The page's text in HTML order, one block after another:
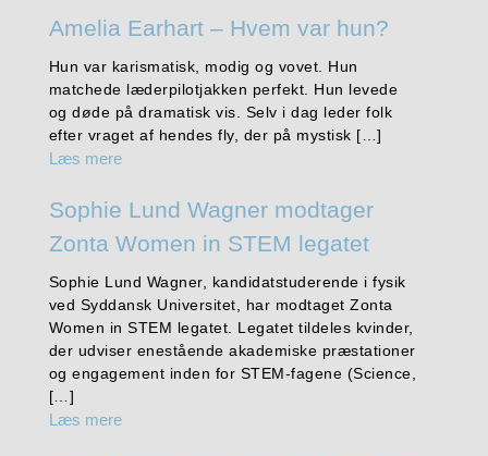
Amelia Earhart – Hvem var hun?
Hun var karismatisk, modig og vovet. Hun
matchede læderpilotjakken perfekt. Hun levede
og døde på dramatisk vis. Selv i dag leder folk
efter vraget af hendes fly, der på mystisk […]
Læs mere
Sophie Lund Wagner modtager
Zonta Women in STEM legatet
Sophie Lund Wagner, kandidatstuderende i fysik
ved Syddansk Universitet, har modtaget Zonta
Women in STEM legatet. Legatet tildeles kvinder,
der udviser enestående akademiske præstationer
og engagement inden for STEM-fagene (Science,
[…]
Læs mere